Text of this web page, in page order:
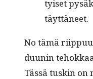
tyiset
täyttäneet.
No tämä
duunin
Tässä tuskin